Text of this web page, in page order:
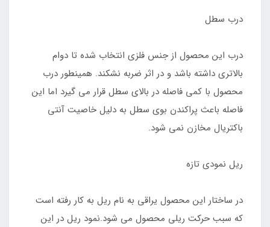
درب سطل
درب این محصول از جنس فلزی انتخاب شده تا دوام
بالاتری داشته باشد و در اثر ضربه نشکند. همینطور درب
محصول با کمی فاصله در بالای سطل قرار می گیرد اما این
فاصله باعث پراکندن بوی سطل به دلیل خاصیت آنتی
باکتریال مخازن نمی شود.
ریل نمودی تازه
در ساختار این محصول یراقی به نام ریل به کار رفته است
که سبب حرکت ریلی محصول می شود.نمود ریل در این